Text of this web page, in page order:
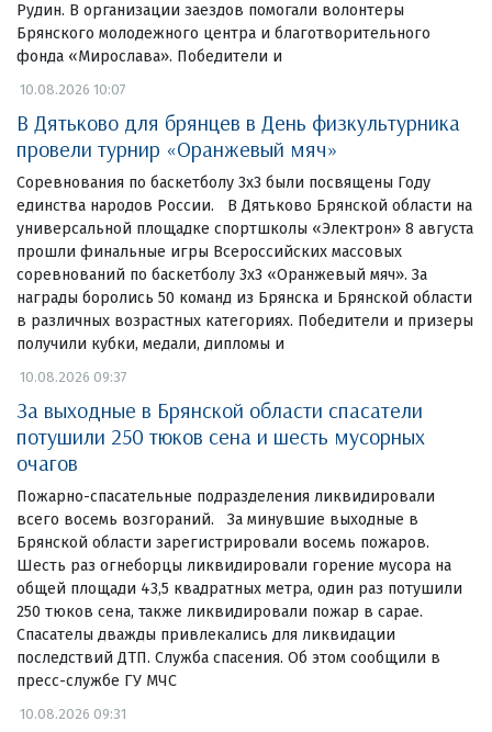
Рудин. В организации заездов помогали волонтеры
Брянского молодежного центра и благотворительного
фонда «Мирослава». Победители и
10.08.2026 10:07
В Дятьково для брянцев в День физкультурника
провели турнир «Оранжевый мяч»
Соревнования по баскетболу 3х3 были посвящены Году
единства народов России. В Дятьково Брянской области на
универсальной площадке спортшколы «Электрон» 8 августа
прошли финальные игры Всероссийских массовых
соревнований по баскетболу 3х3 «Оранжевый мяч». За
награды боролись 50 команд из Брянска и Брянской области
в различных возрастных категориях. Победители и призеры
получили кубки, медали, дипломы и
10.08.2026 09:37
За выходные в Брянской области спасатели
потушили 250 тюков сена и шесть мусорных
очагов
Пожарно-спасательные подразделения ликвидировали
всего восемь возгораний. За минувшие выходные в
Брянской области зарегистрировали восемь пожаров.
Шесть раз огнеборцы ликвидировали горение мусора на
общей площади 43,5 квадратных метра, один раз потушили
250 тюков сена, также ликвидировали пожар в сарае.
Спасателы дважды привлекались для ликвидации
последствий ДТП. Служба спасения. Об этом сообщили в
пресс-службе ГУ МЧС
10.08.2026 09:31